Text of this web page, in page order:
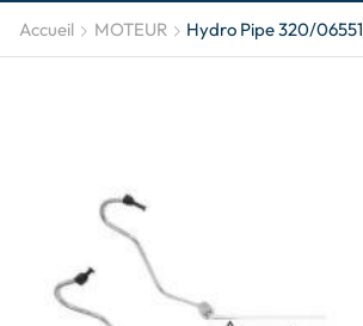
Accueil MOTEUR Hydro Pipe 320/06551